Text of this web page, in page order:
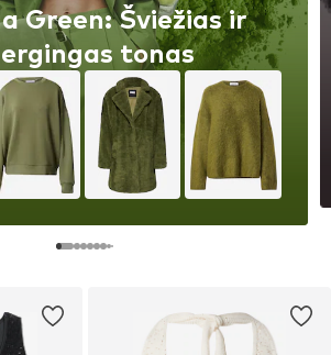
Green: Šviežias ir
tonas